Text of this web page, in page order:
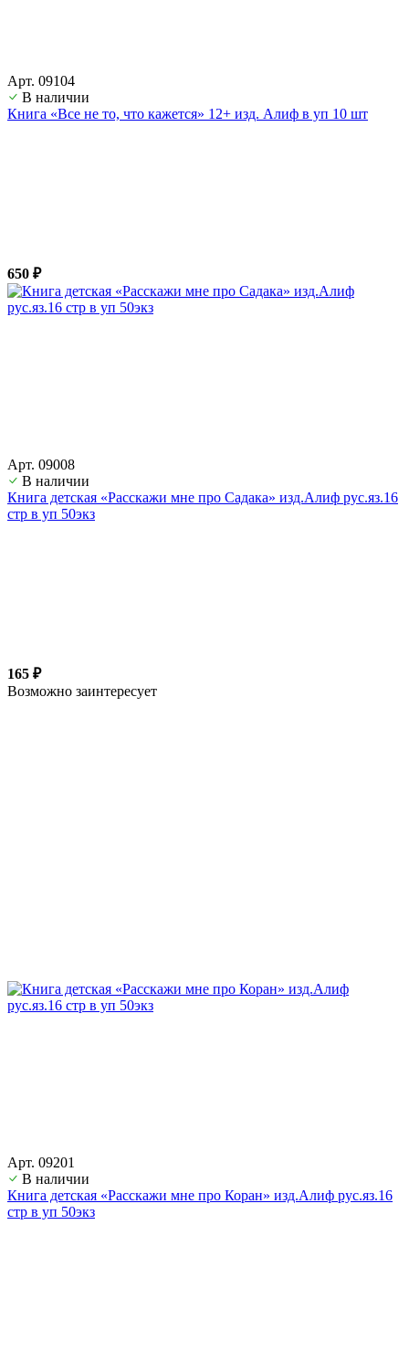
Арт. 09104
В наличии
Книга «Все не то, что кажется» 12+ изд. Алиф в уп 10 шт
650 ₽
Арт. 09008
В наличии
Книга детская «Расскажи мне про Садака» изд.Алиф рус.яз.16
стр в уп 50экз
165 ₽
Возможно заинтересует
Арт. 09201
В наличии
Книга детская «Расскажи мне про Коран» изд.Алиф рус.яз.16
стр в уп 50экз